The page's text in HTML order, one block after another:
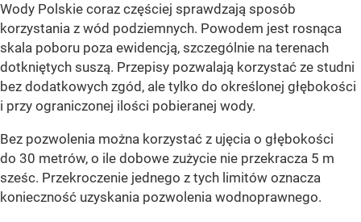
Wody Polskie coraz częściej sprawdzają sposób
korzystania z wód podziemnych. Powodem jest rosnąca
skala poboru poza ewidencją, szczególnie na terenach
dotkniętych suszą. Przepisy pozwalają korzystać ze studni
bez dodatkowych zgód, ale tylko do określonej głębokości
i przy ograniczonej ilości pobieranej wody.
Bez pozwolenia można korzystać z ujęcia o głębokości
do 30 metrów, o ile dobowe zużycie nie przekracza 5 m
sześc. Przekroczenie jednego z tych limitów oznacza
konieczność uzyskania pozwolenia wodnoprawnego.